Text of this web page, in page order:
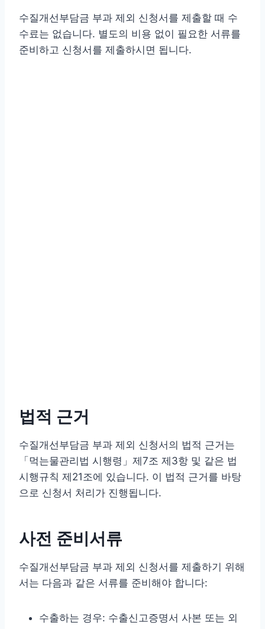
수질개선부담금 부과 제외 신청서를 제출할 때 수
수료는 없습니다. 별도의 비용 없이 필요한 서류를
준비하고 신청서를 제출하시면 됩니다.
법적 근거
수질개선부담금 부과 제외 신청서의 법적 근거는
「먹는물관리법 시행령」제7조 제3항 및 같은 법
시행규칙 제21조에 있습니다. 이 법적 근거를 바탕
으로 신청서 처리가 진행됩니다.
사전 준비서류
수질개선부담금 부과 제외 신청서를 제출하기 위해
서는 다음과 같은 서류를 준비해야 합니다:
수출하는 경우: 수출신고증명서 사본 또는 외